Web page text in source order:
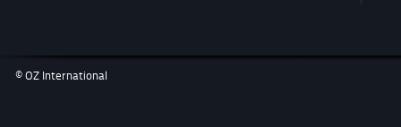
© OZ International